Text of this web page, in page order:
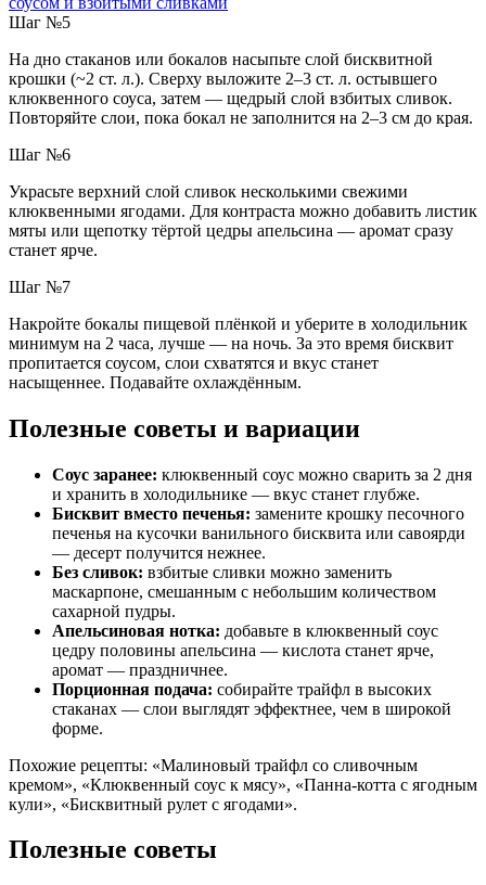
Шаг №5
На дно стаканов или бокалов насыпьте слой бисквитной
крошки (~2 ст. л.). Сверху выложите 2–3 ст. л. остывшего
клюквенного соуса, затем — щедрый слой взбитых сливок.
Повторяйте слои, пока бокал не заполнится на 2–3 см до края.
Шаг №6
Украсьте верхний слой сливок несколькими свежими
клюквенными ягодами. Для контраста можно добавить листик
мяты или щепотку тёртой цедры апельсина — аромат сразу
станет ярче.
Шаг №7
Накройте бокалы пищевой плёнкой и уберите в холодильник
минимум на 2 часа, лучше — на ночь. За это время бисквит
пропитается соусом, слои схватятся и вкус станет
насыщеннее. Подавайте охлаждённым.
Полезные советы и вариации
Соус заранее: клюквенный соус можно сварить за 2 дня
и хранить в холодильнике — вкус станет глубже.
Бисквит вместо печенья: замените крошку песочного
печенья на кусочки ванильного бисквита или савоярди
— десерт получится нежнее.
Без сливок: взбитые сливки можно заменить
маскарпоне, смешанным с небольшим количеством
сахарной пудры.
Апельсиновая нотка: добавьте в клюквенный соус
цедру половины апельсина — кислота станет ярче,
аромат — праздничнее.
Порционная подача: собирайте трайфл в высоких
стаканах — слои выглядят эффектнее, чем в широкой
форме.
Похожие рецепты: «Малиновый трайфл со сливочным
кремом», «Клюквенный соус к мясу», «Панна-котта с ягодным
кули», «Бисквитный рулет с ягодами».
Полезные советы